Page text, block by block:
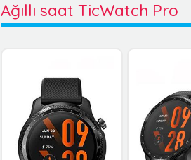
Ağıllı saat TicWatch Pro